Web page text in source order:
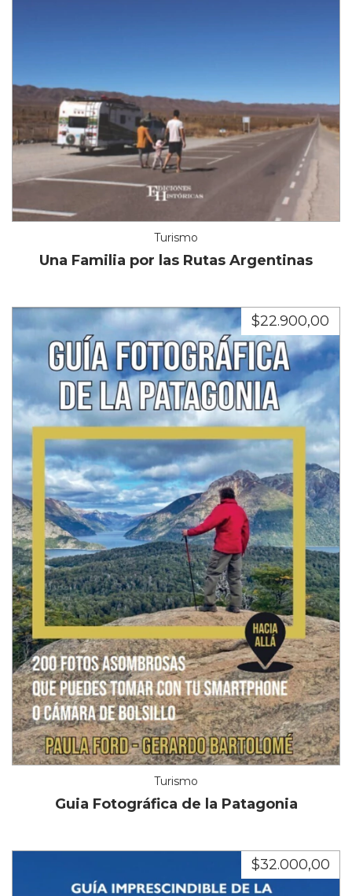
Turismo
Una Familia por las Rutas Argentinas
$22.900,00
Turismo
Guia Fotográfica de la Patagonia
$32.000,00